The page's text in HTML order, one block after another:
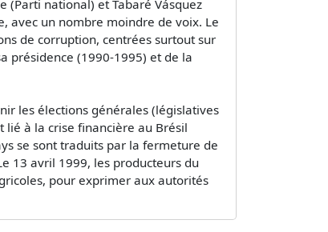
(Parti national) et Tabaré Vásquez
avec un nombre moindre de voix. Le
de corruption, centrées surtout sur
présidence (1990-1995) et de la
les élections générales (législatives
à la crise financière au Brésil
se sont traduits par la fermeture de
13 avril 1999, les producteurs du
pour exprimer aux autorités